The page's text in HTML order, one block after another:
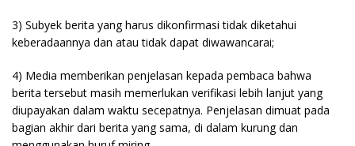
3) Subyek berita yang harus dikonfirmasi tidak diketahui
keberadaannya dan atau tidak dapat diwawancarai;
4) Media memberikan penjelasan kepada pembaca bahwa
berita tersebut masih memerlukan verifikasi lebih lanjut yang
diupayakan dalam waktu secepatnya. Penjelasan dimuat pada
bagian akhir dari berita yang sama, di dalam kurung dan